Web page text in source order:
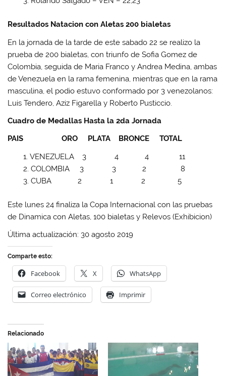
Resultados Natacion con Aletas 200 bialetas
En la jornada de la tarde de este sabado 22 se realizo la
prueba de 200 bialetas, con triunfo de Sofia Gomez de
Colombia, seguida de Maria Franco y Andrea Medina, ambas
de Venezuela en la rama femenina, mientras que en la rama
masculina, el podio estuvo conformado por 3 venezolanos:
Luis Tendero, Aziz Figarella y Roberto Pusticcio.
Cuadro de Medallas Hasta la 2da Jornada
PAIS ORO PLATA BRONCE TOTAL
VENEZUELA 3 4 4 11
COLOMBIA 3 3 2 8
CUBA 2 1 2 5
Este lunes 24 finaliza la Copa Internacional con las pruebas
de Dinamica con Aletas, 100 bialetas y Relevos (Exhibicion)
Última actualización: 30 agosto 2019
Comparte esto:
Facebook X WhatsApp
Correo electrónico Imprimir
Relacionado